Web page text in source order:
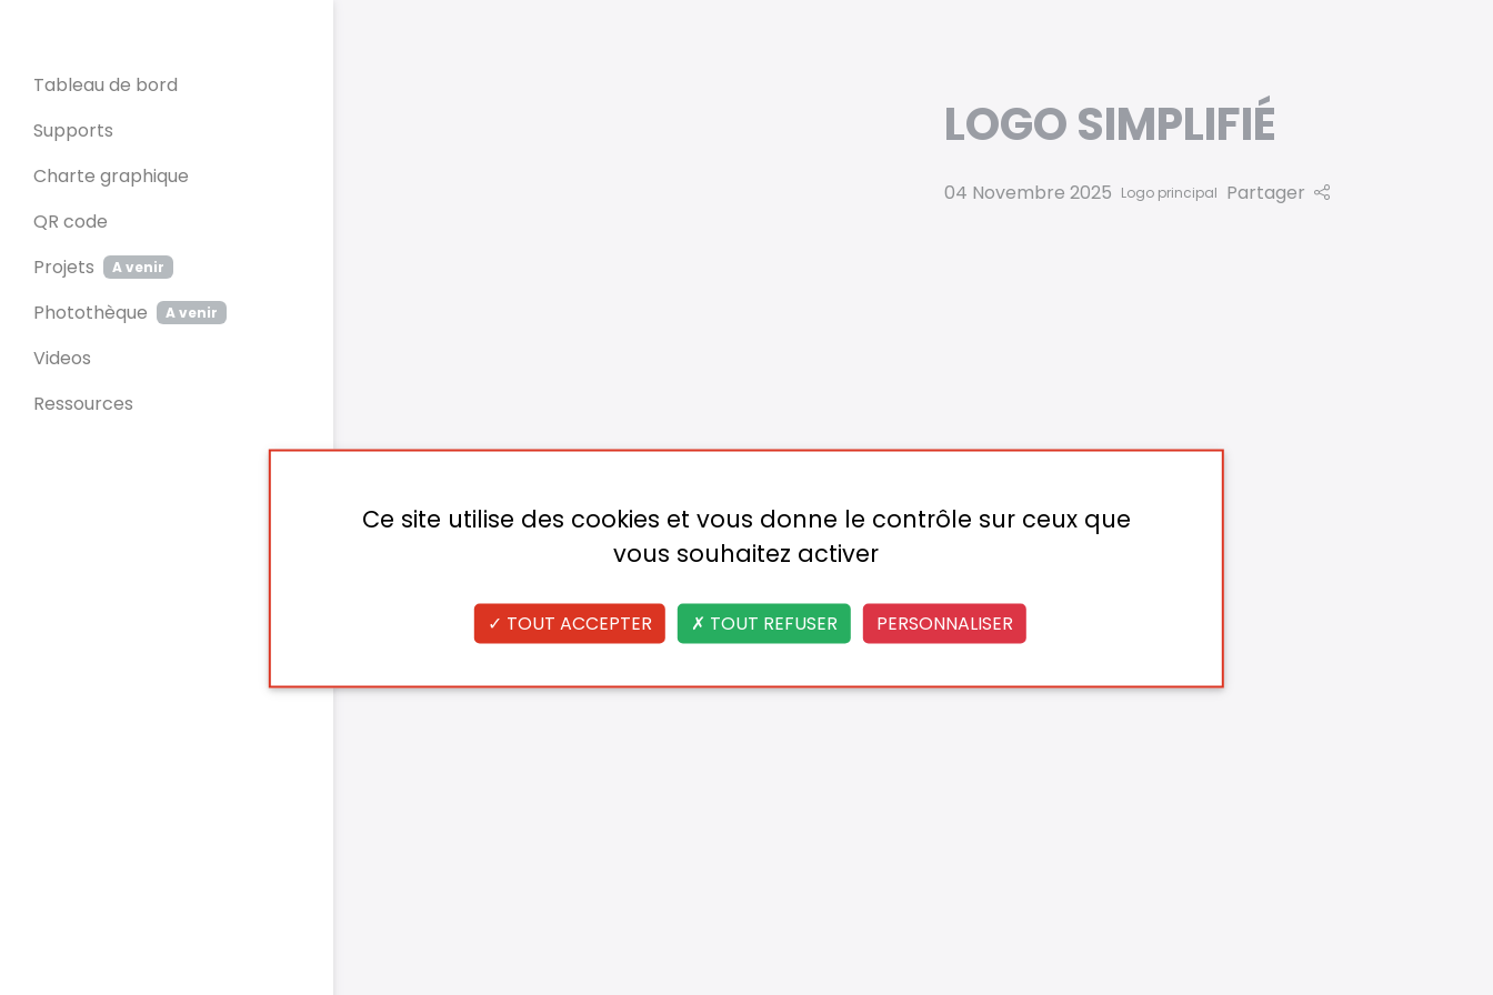
Tableau de bord
Supports
Charte graphique
QR code
Projets
A venir
Photothèque A venir
Videos
Ressources
LOGO SIMPLIFIÉ
04 Novembre 2025 Logo principal Partager
Ce site utilise des cookies et vous donne le contrôle sur ceux que
vous souhaitez activer
TOUT ACCEPTER TOUT REFUSER PERSONNALISER